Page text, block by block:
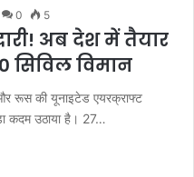
0 5
अब देश में तैयार
सिविल विमान
और रूस की यूनाइटेड एयरक्राफ्ट
कदम उठाया है। 27…